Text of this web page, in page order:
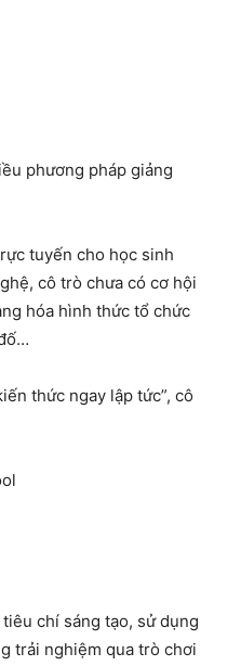
phương pháp giảng
tuyến cho học sinh
cô trò chưa có cơ hội
hóa hình thức tổ chức
thức ngay lập tức”, cô
chí sáng tạo, sử dụng
trải nghiệm qua trò chơi